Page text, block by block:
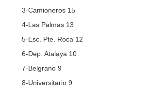
3-Camioneros 15
4-Las Palmas 13
5-Esc. Pte. Roca 12
6-Dep. Atalaya 10
7-Belgrano 9
8-Universitario 9